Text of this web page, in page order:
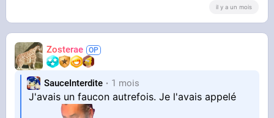
il y a un mois
Zosterae
SauceInterdite 1 mois
J'avais un faucon autrefois. Je l'avais appelé